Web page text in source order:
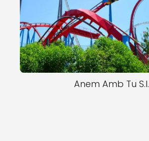
Anem Amb Tu S.l.